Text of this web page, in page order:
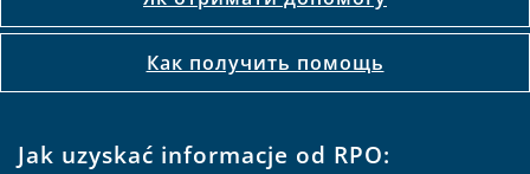
Как получить помощь
Jak uzyskać informacje od RPO: